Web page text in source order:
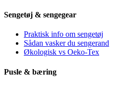
Sengetøj & sengegear
Praktisk info om sengetøj
Sådan vasker du sengerand
Økologisk vs Oeko-Tex
Pusle & bæring